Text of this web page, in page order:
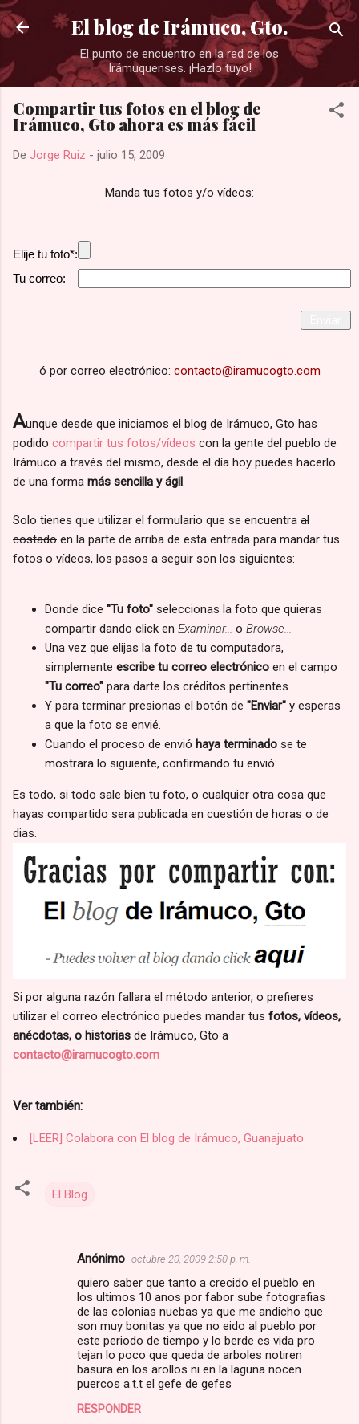
Ir al contenido principal
El blog de Irámuco, Gto.
El punto de encuentro en la red de los
Irámuquenses. ¡Hazlo tuyo!
Compartir tus fotos en el blog de
Irámuco, Gto ahora es más fácil
De Jorge Ruiz - julio 15, 2009
Manda tus fotos y/o vídeos:
Elije tu foto*:
Tu correo:
ó por correo electrónico: contacto@iramucogto.com
Aunque desde que iniciamos el blog de Irámuco, Gto has
podido compartir tus fotos/vídeos con la gente del pueblo de
Irámuco a través del mismo, desde el día hoy puedes hacerlo
de una forma más sencilla y ágil
Solo tienes que utilizar el formulario que se encuentra al
costado en la parte de arriba de esta entrada para mandar tus
fotos o vídeos, los pasos a seguir son los siguientes:
Donde dice "Tu foto" seleccionas la foto que quieras
compartir dando click en Examinar... o Browse...
Una vez que elijas la foto de tu computadora,
simplemente escribe tu correo electrónico en el campo
"Tu correo" para darte los créditos pertinentes.
Y para terminar presionas el botón de "Enviar" y esperas
a que la foto se envié.
Cuando el proceso de envió haya terminado se te
mostrara lo siguiente, confirmando tu envió:
Es todo, si todo sale bien tu foto, o cualquier otra cosa que
hayas compartido sera publicada en cuestión de horas o de
dias.
Si por alguna razón fallara el método anterior, o prefieres
utilizar el correo electrónico puedes mandar tus fotos, vídeos,
anécdotas, o historias de Irámuco, Gto a
contacto@iramucogto.com
Ver también:
[LEER] Colabora con El blog de Irámuco, Guanajuato
El Blog
Anónimo octubre 20, 2009 2:50 p. m.
quiero saber que tanto a crecido el pueblo en
los ultimos 10 anos por fabor sube fotografias
de las colonias nuebas ya que me andicho que
son muy bonitas ya que no eido al pueblo por
este periodo de tiempo y lo berde es vida pro
tejan lo poco que queda de arboles notiren
basura en los arollos ni en la laguna nocen
puercos a.t.t el gefe de gefes
RESPONDER